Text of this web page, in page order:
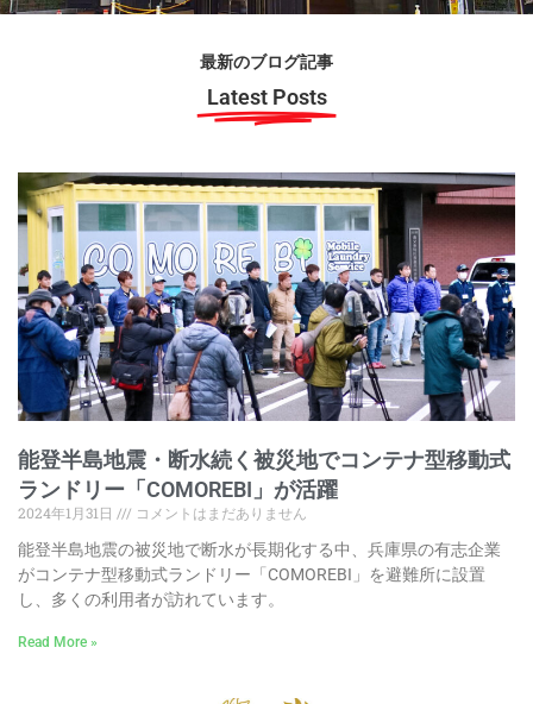
最新のブログ記事
Latest Posts
能登半島地震・断水続く被災地でコンテナ型移動式
ランドリー「COMOREBI」が活躍
2024年1月31日
コメントはまだありません
能登半島地震の被災地で断水が長期化する中、兵庫県の有志企業
がコンテナ型移動式ランドリー「COMOREBI」を避難所に設置
し、多くの利用者が訪れています。
Read More »